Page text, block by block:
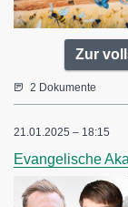
Zur
2 Dokumente
21.01.2025 – 18:15
Evangelische